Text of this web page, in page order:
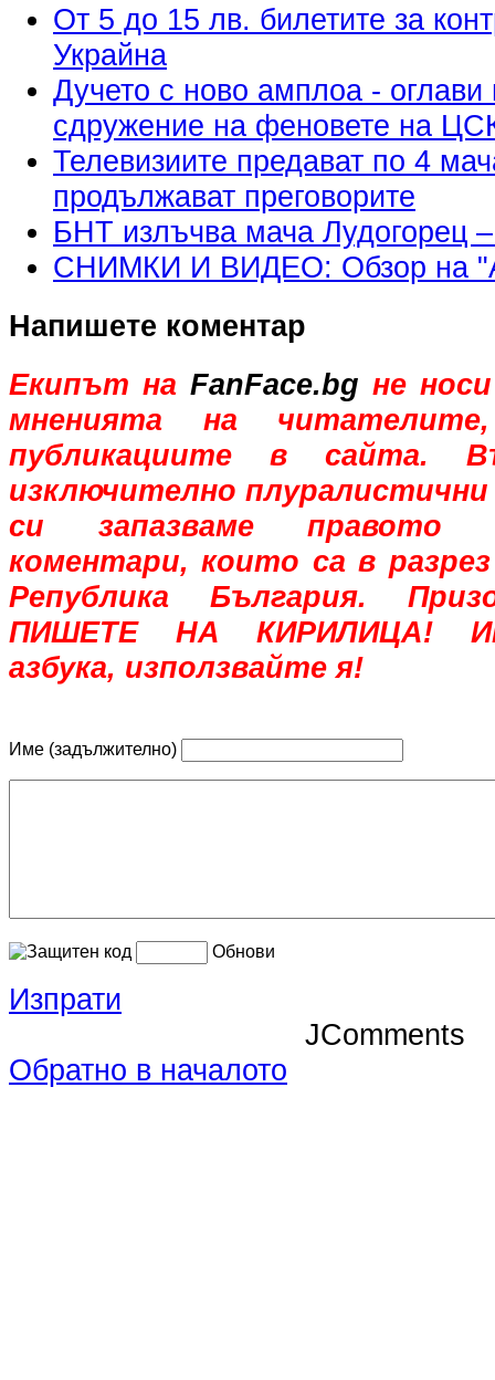
От 5 до 15 лв. билетите за
Украйна
Дучето с ново амплоа - оглави
сдружение на феновете на
Телевизиите предават по 4
продължават преговорите
БНТ излъчва мача Лудогорец
СНИМКИ И ВИДЕО: Обзор на
Напишете коментар
Екипът на FanFace.bg не
мненията на
публикациите в сайта.
изключително
си запазваме правото
коментари, които са в
Република България.
ПИШЕТЕ НА КИРИЛИЦА!
азбука, използвайте я!
Име (задължително)
Обнови
Изпрати
JComments
Обратно в началото